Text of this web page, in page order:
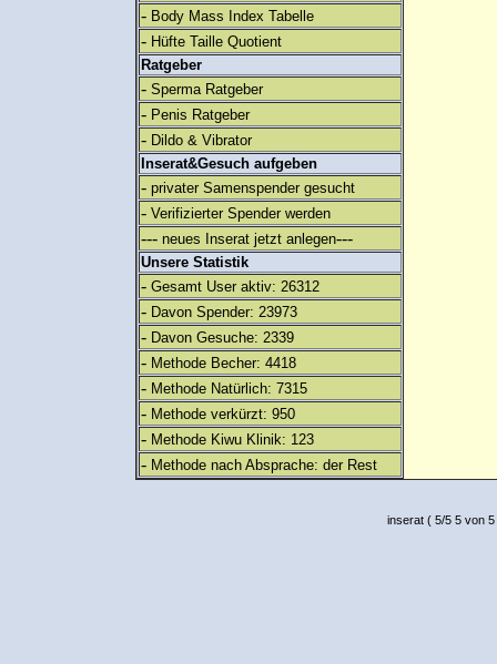
- Body Mass Index Tabelle
- Hüfte Taille Quotient
Ratgeber
- Sperma Ratgeber
- Penis Ratgeber
- Dildo & Vibrator
Inserat&Gesuch aufgeben
- privater Samenspender gesucht
- Verifizierter Spender werden
--- neues Inserat jetzt anlegen---
Unsere Statistik
- Gesamt User aktiv: 26312
- Davon Spender: 23973
- Davon Gesuche: 2339
- Methode Becher: 4418
- Methode Natürlich: 7315
- Methode verkürzt: 950
- Methode Kiwu Klinik: 123
- Methode nach Absprache: der Rest
inserat( 5/5 5 von 5